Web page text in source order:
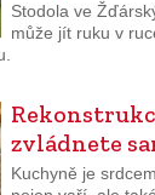
Stodola ve
může jít ruku v
zvládnete
Kuchyně je